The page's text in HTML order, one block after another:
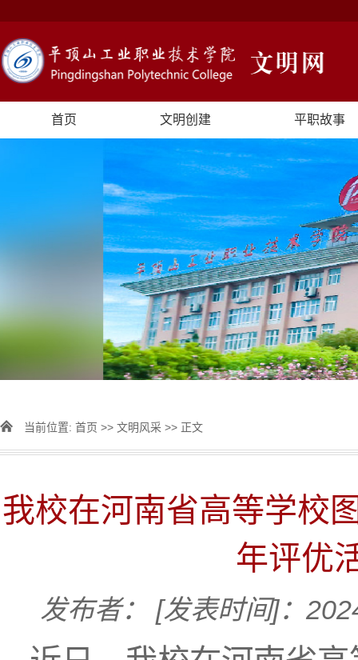
首页 文明创建 平职故事
当前位置: 首页 >> 文明风采 >> 正文
我校在河南省高等学校
年评优
发布者： [发表时间]：